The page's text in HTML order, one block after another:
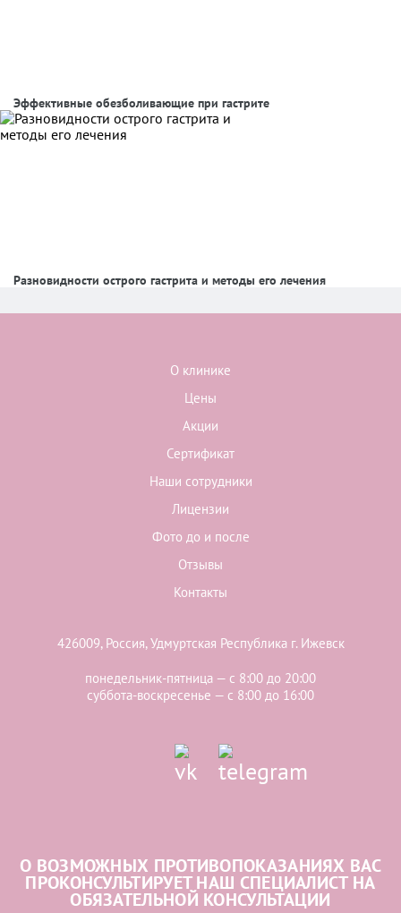
Эффективные обезболивающие при гастрите
Разновидности острого гастрита и методы его лечения
О клинике
Цены
Акции
Сертификат
Наши сотрудники
Лицензии
Фото до и после
Отзывы
Контакты
426009, Россия, Удмуртская Республика г. Ижевск
понедельник-пятница — с 8:00 до 20:00
суббота-воскресенье — с 8:00 до 16:00
О ВОЗМОЖНЫХ ПРОТИВОПОКАЗАНИЯХ ВАС
ПРОКОНСУЛЬТИРУЕТ НАШ СПЕЦИАЛИСТ НА
ОБЯЗАТЕЛЬНОЙ КОНСУЛЬТАЦИИ